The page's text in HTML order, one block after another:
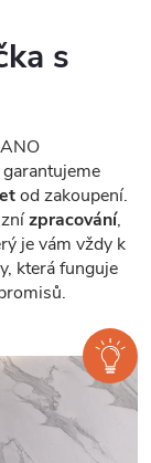
s
garantujeme
od zakoupení.
zpracování,
je vám vždy k
která funguje